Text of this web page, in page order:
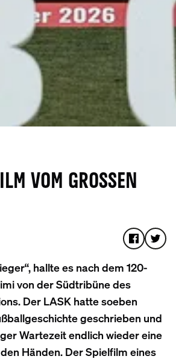
VOM GROSSEN T
hallte es nach dem 120-
von der Südtribüne des
Der LASK hatte soeben
geschrieben und
Wartezeit endlich wieder eine
Händen. Der Spielfilm eines